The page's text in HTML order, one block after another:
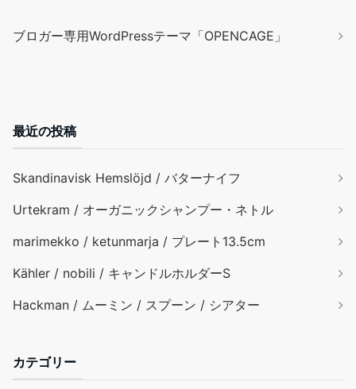
ブロガー専用WordPressテーマ「OPENCAGE」
最近の投稿
Skandinavisk Hemslöjd / バターナイフ
Urtekram / オーガニックシャンプー・ネトル
marimekko / ketunmarja / プレート13.5cm
Kähler / nobili / キャンドルホルダーS
Hackman / ムーミン / スプーン / シアター
カテゴリー